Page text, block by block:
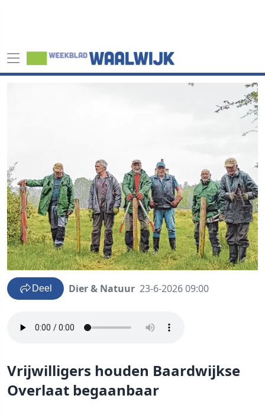
Deel Dier & Natuur 23-6-2026 09:00
Vrijwilligers houden Baardwijkse
Overlaat begaanbaar